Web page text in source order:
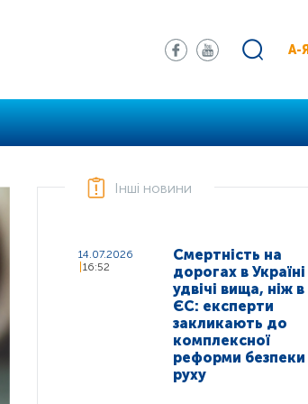
А-Я
Інші новини
14.07.2026
16:52
Смертність на
дорогах в Україні
удвічі вища, ніж в
ЄС: експерти
закликають до
комплексної
реформи безпеки
руху